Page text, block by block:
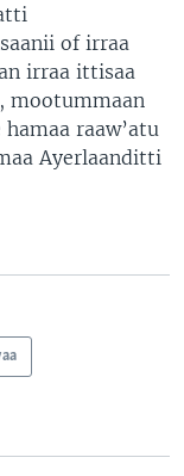
of irraa
irraa ittisaa
mootummaan
raaw’atu
Ayerlaanditti